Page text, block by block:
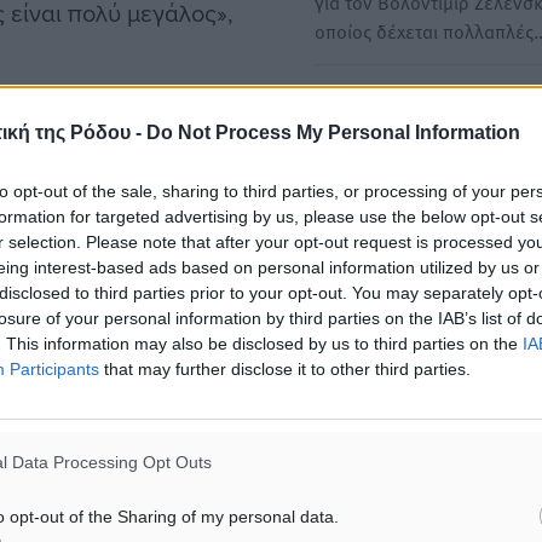
της Ρόδου - Do Not Process My Personal Information
opt-out of the sale, sharing to third parties, or processing of your
for targeted advertising by us, please use the below opt-out
selection. Please note that after your opt-out request is processed
interest-based ads based on personal information utilized by us
to third parties prior to your opt-out. You may separately
of your personal information by third parties on the IAB’s list of
This information may also be disclosed by us to third parties on the
Participants that may further disclose it to other third parties.
Data Processing Opt Outs
opt-out of the Sharing of my personal data.
πολύ μεγάλος»,
να τους βρει
Αλλά
αυτή την τόσο μεγάλη
του Μπλίνκεν στην
διάφορων χωρών
ότι μπορεί «να
οποίος δέχεται
δυτικών στρατευμάτων στην
Ελλάδα δεν υφίσταται…
Η αποστολή δυτικών
στρατευμάτων στα πεδία
μαχών στην Ουκρανία στο
μέλλον…
Επανεκκίνησαν οι
Γεραπετρίτης είχε σήμερα
συνάντηση με τον